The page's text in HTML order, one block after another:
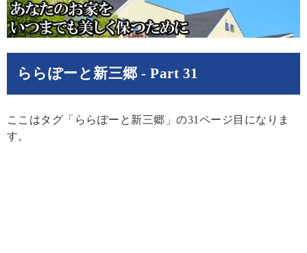
ららぽーと新三郷 - Part 31
ここはタグ「ららぽーと新三郷」の31ページ目になりま
す。